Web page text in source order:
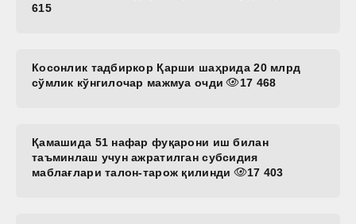
615
Косонлик тадбиркор Қарши шаҳрида 20 млрд
сўмлик кўнгилочар мажмуа очди
17 468
Қамашида 51 нафар фуқарони иш билан
таъминлаш учун ажратилган субсидия
маблағлари талон-тарож қилинди
17 403